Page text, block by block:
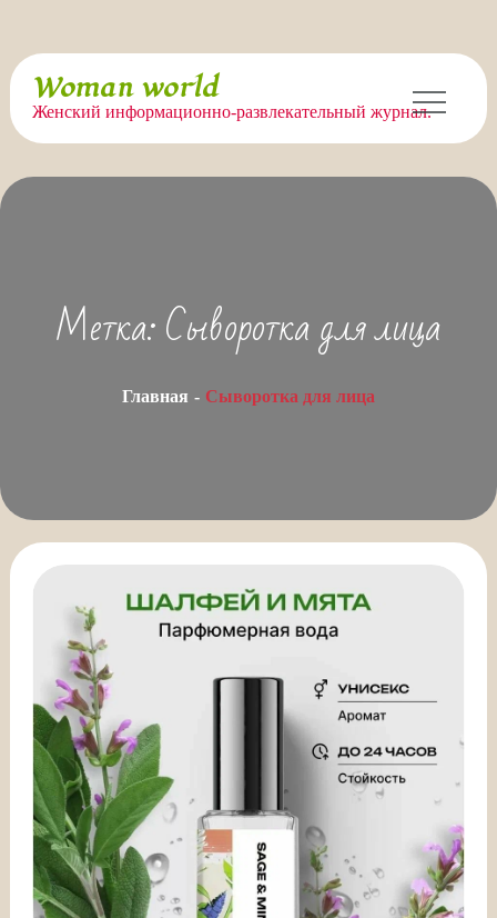
Перейти
содержимому
Woman world
Женский информационно-развлекательный журнал.
Метка:Сыворотка для лица
Главная Сыворотка для лица